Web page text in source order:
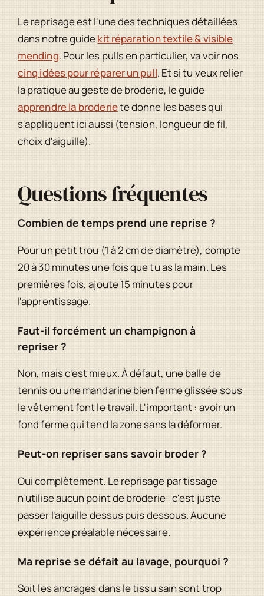
Le reprisage est l'une des techniques détaillées
dans notre guidekit réparation textile & visible
mending. Pour les pulls en particulier, va voir nos
cinq idées pour réparer un pull. Et si tu veux relier
la pratique au geste de broderie, le guide
apprendre la broderiete donne les bases qui
s'appliquent ici aussi (tension, longueur de fil,
choix d'aiguille).
Questions fréquentes
Combien de temps prend une reprise ?
Pour un petit trou (1 à 2 cm de diamètre), compte
20 à 30 minutes une fois que tu as la main. Les
premières fois, ajoute 15 minutes pour
l'apprentissage.
Faut-il forcément un champignon à
repriser ?
Non, mais c'est mieux. À défaut, une balle de
tennis ou une mandarine bien ferme glissée sous
le vêtement font le travail. L'important : avoir un
fond ferme qui tend la zone sans la déformer.
Peut-on repriser sans savoir broder ?
Oui complètement. Le reprisage par tissage
n'utilise aucun point de broderie : c'est juste
passer l'aiguille dessus puis dessous. Aucune
expérience préalable nécessaire.
Ma reprise se défait au lavage, pourquoi ?
Soit les ancrages dans le tissu sain sont trop